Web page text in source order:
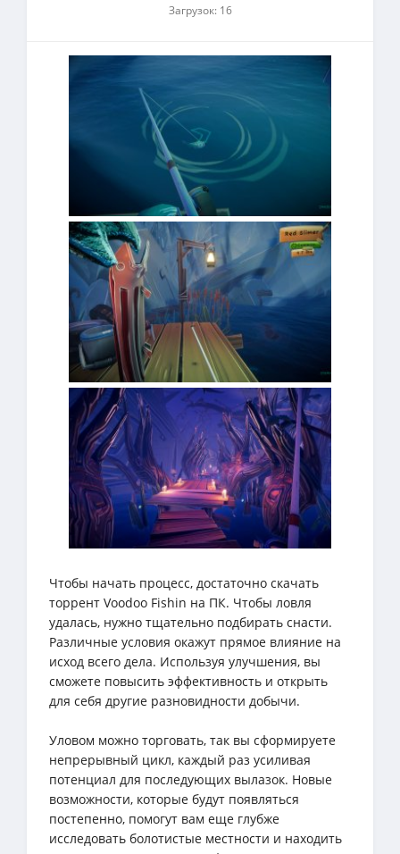
Загрузок: 16
Чтобы начать процесс, достаточно скачать
торрент Voodoo Fishin на ПК. Чтобы ловля
удалась, нужно тщательно подбирать снасти.
Различные условия окажут прямое влияние на
исход всего дела. Используя улучшения, вы
сможете повысить эффективность и открыть
для себя другие разновидности добычи.
Уловом можно торговать, так вы сформируете
непрерывный цикл, каждый раз усиливая
потенциал для последующих вылазок. Новые
возможности, которые будут появляться
постепенно, помогут вам еще глубже
исследовать болотистые местности и находить